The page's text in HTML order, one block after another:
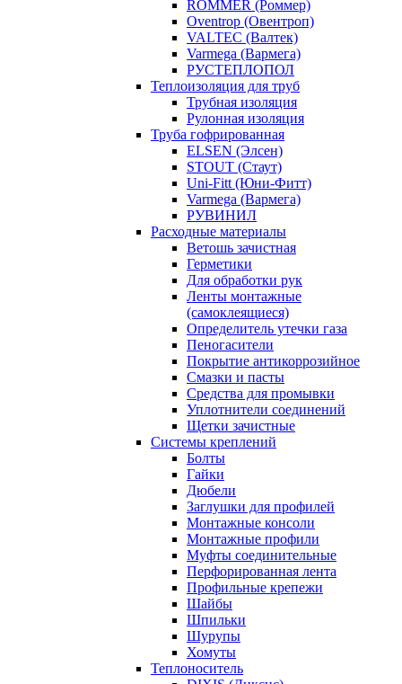
ROMMER (Роммер)
Oventrop (Овентроп)
VALTEC (Валтек)
Varmega (Вармега)
РУСТЕПЛОПОЛ
Теплоизоляция для труб
Трубная изоляция
Рулонная изоляция
Труба гофрированная
ELSEN (Элсен)
STOUT (Стаут)
Uni-Fitt (Юни-Фитт)
Varmega (Вармега)
РУВИНИЛ
Расходные материалы
Ветошь зачистная
Герметики
Для обработки рук
Ленты монтажные
(самоклеящиеся)
Определитель утечки газа
Пеногасители
Покрытие антикоррозийное
Смазки и пасты
Средства для промывки
Уплотнители соединений
Щетки зачистные
Системы креплений
Болты
Гайки
Дюбели
Заглушки для профилей
Монтажные консоли
Монтажные профили
Муфты соединительные
Перфорированная лента
Профильные крепежи
Шайбы
Шпильки
Шурупы
Хомуты
Теплоноситель